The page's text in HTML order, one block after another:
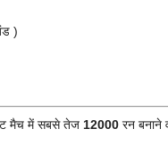
)
मैच में सबसे तेज 12000रन बनाने